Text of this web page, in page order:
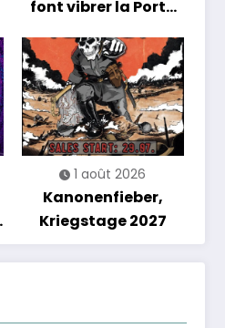
font vibrer la Porte
soirée entre
découvertes et
énergie reggae
1 août 2026
Kanonenfieber,
Kriegstage 2027